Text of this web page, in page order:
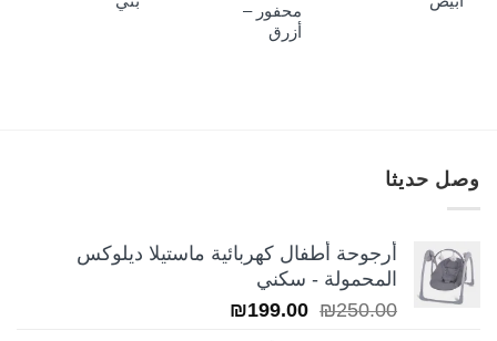
محفور –
أزرق
وصل حديثا
أرجوحة أطفال كهربائية ماستيلا ديلوكس
المحمولة - سكني
₪250.00
السعر ₪199.00